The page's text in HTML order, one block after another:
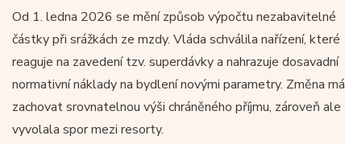
Od 1. ledna 2026 se mění způsob výpočtu nezabavitelné
částky při srážkách ze mzdy. Vláda schválila nařízení, které
reaguje na zavedení tzv. superdávky a nahrazuje dosavadní
normativní náklady na bydlení novými parametry. Změna má
zachovat srovnatelnou výši chráněného příjmu, zároveň ale
vyvolala spor mezi resorty.